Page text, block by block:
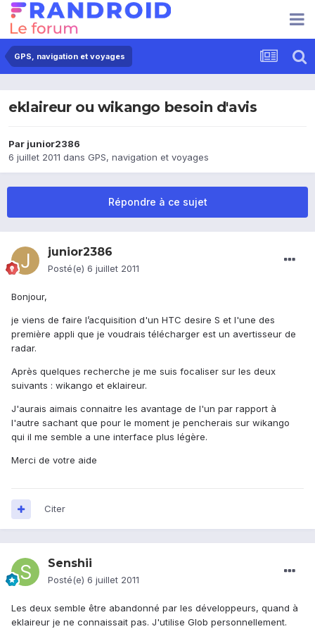
GPS, navigation et voyages
eklaireur ou wikango besoin d'avis
Par junior2386
6 juillet 2011 dans GPS, navigation et voyages
Répondre à ce sujet
junior2386
Posté(e) 6 juillet 2011
Bonjour,
je viens de faire l’acquisition d'un HTC desire S et l'une des
première appli que je voudrais télécharger est un avertisseur de
radar.
Après quelques recherche je me suis focaliser sur les deux
suivants : wikango et eklaireur.
J'aurais aimais connaitre les avantage de l'un par rapport à
l'autre sachant que pour le moment je pencherais sur wikango
qui il me semble a une interface plus légère.
Merci de votre aide
Citer
Senshii
Posté(e) 6 juillet 2011
Les deux semble être abandonné par les développeurs, quand à
eklaireur je ne connaissait pas. J'utilise Glob personnellement.